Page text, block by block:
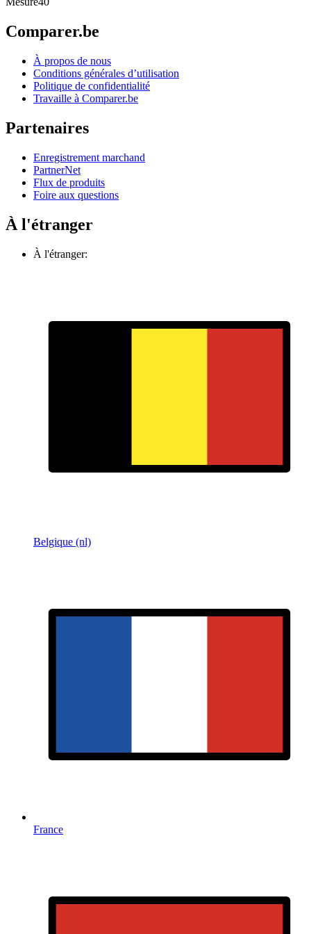
Comparer.be
À propos de nous
Conditions générales d’utilisation
Politique de confidentialité
Travaille à Comparer.be
Partenaires
Enregistrement marchand
PartnerNet
Flux de produits
Foire aux questions
À l'étranger
À l'étranger:
Belgique (nl)
France